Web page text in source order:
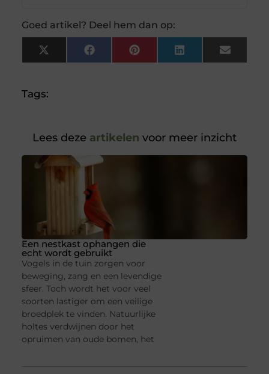
Goed artikel? Deel hem dan op:
X
(Twitter)
FacebookPinterestLinkedInEmail
Tags:
Lees deze artikelen voor meer inzicht
Een nestkast ophangen die
echt wordt gebruikt
Vogels in de tuin zorgen voor
beweging, zang en een levendige
sfeer. Toch wordt het voor veel
soorten lastiger om een veilige
broedplek te vinden. Natuurlijke
holtes verdwijnen door het
opruimen van oude bomen, het